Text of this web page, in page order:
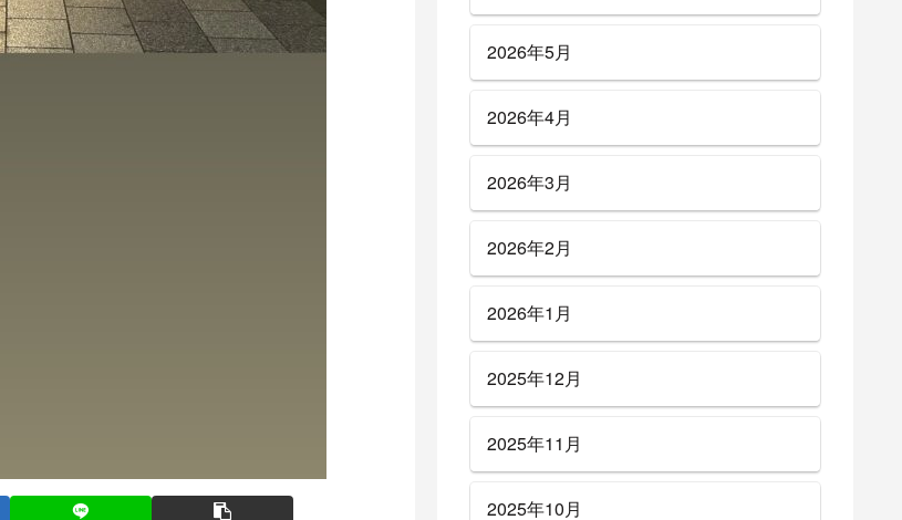
2026年5月
2026年4月
2026年3月
2026年2月
2026年1月
2025年12月
2025年11月
2025年10月